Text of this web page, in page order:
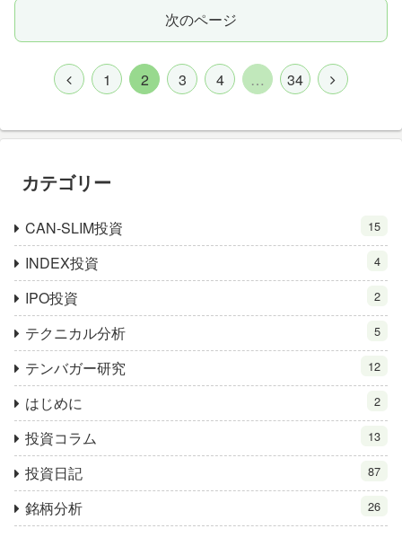
次のページ
1 2 3 4 … 34
カテゴリー
CAN-SLIM投資 15
INDEX投資 4
IPO投資 2
テクニカル分析 5
テンバガー研究 12
はじめに 2
投資コラム 13
投資日記 87
銘柄分析 26